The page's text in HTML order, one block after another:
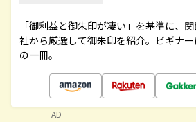
「御利益と御朱印が凄い」を基準に、
社から厳選して御朱印を紹介。ビギナ
の一冊。
AD